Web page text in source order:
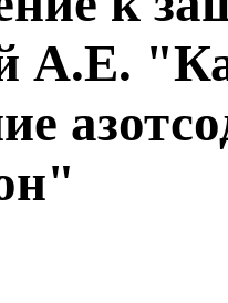
А.Е.